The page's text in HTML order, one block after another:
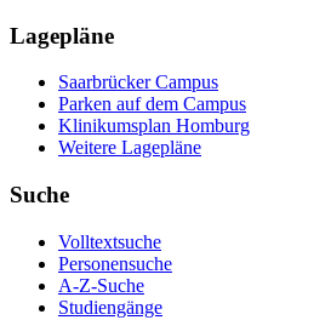
Lagepläne
Saarbrücker Campus
Parken auf dem Campus
Klinikumsplan Homburg
Weitere Lagepläne
Suche
Volltextsuche
Personensuche
A-Z-Suche
Studiengänge